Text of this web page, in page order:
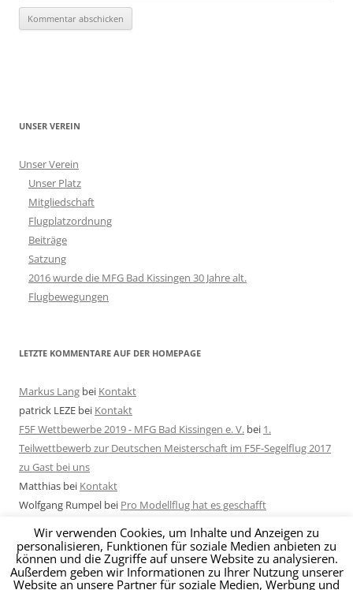
UNSER VEREIN
Unser Verein
Unser Platz
Mitgliedschaft
Flugplatzordnung
Beiträge
Satzung
2016 wurde die MFG Bad Kissingen 30 Jahre alt.
Flugbewegungen
LETZTE KOMMENTARE AUF DER HOMEPAGE
Markus Lang bei Kontakt
patrick LEZE bei Kontakt
F5F Wettbewerbe 2019 - MFG Bad Kissingen e. V. bei 1.
Teilwettbewerb zur Deutschen Meisterschaft im F5F-Segelflug 2017
zu Gast bei uns
Matthias bei Kontakt
Wolfgang Rumpel bei Pro Modellflug hat es geschafft
Wir verwenden Cookies, um Inhalte und Anzeigen zu
personalisieren, Funktionen für soziale Medien anbieten zu
können und die Zugriffe auf unsere Website zu analysieren.
Außerdem geben wir Informationen zu Ihrer Nutzung unserer
Website an unsere Partner für soziale Medien, Werbung und